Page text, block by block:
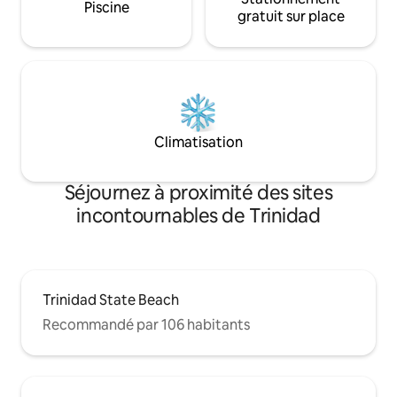
Piscine
gratuit sur place
Climatisation
Séjournez à proximité des sites
incontournables de Trinidad
Trinidad State Beach
Recommandé par 106 habitants